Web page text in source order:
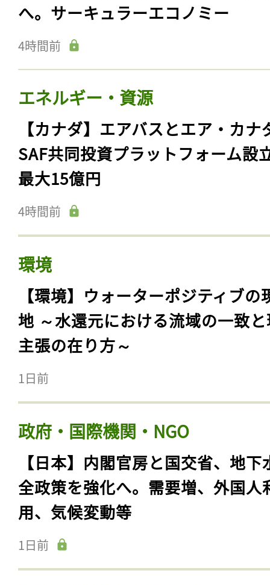
へ。サーキュラーエコノミー
4時間前
エネルギー・資源
【カナダ】エアバスとエア・カナ
SAF共同投資プラットフォーム設
最大15億円
4時間前
環境
【環境】ウォーターポジティブの
地 ～水還元における流域の一致
主張の在り方～
1日前
政府・国際機関・NGO
【日本】内閣官房と国交省、地下
全政策を強化へ。需要増、外国人
用、気候変動等
1日前